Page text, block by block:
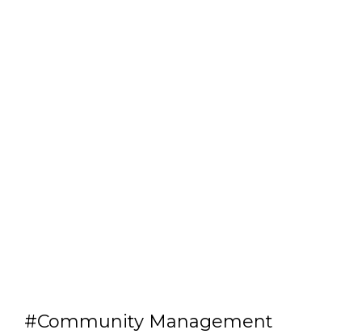
Community Management